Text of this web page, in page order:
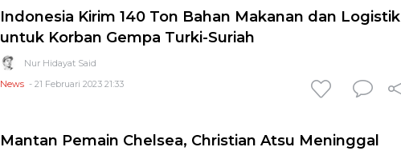
Indonesia Kirim 140 Ton Bahan Makanan dan Logistik
untuk Korban Gempa Turki-Suriah
Nur Hidayat Said
News - 21 Februari 2023 21:33
Mantan Pemain Chelsea, Christian Atsu Meninggal